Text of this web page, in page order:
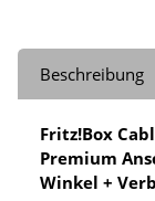
Beschreibung
Fritz!Box
Premium
Winkel +